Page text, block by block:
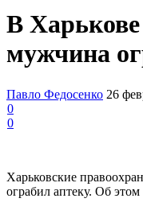
В
мужчина
Павло Федосенко 26
0
0
Харьковские
ограбил аптеку. Об этом